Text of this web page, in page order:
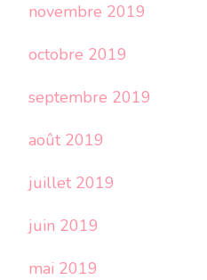
novembre 2019
octobre 2019
septembre 2019
août 2019
juillet 2019
juin 2019
mai 2019